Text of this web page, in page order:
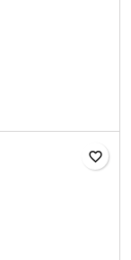
favorite_border